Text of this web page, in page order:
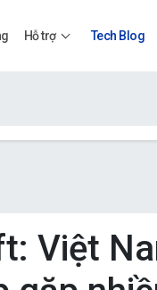
Hỗ trợ Tech Blog
Việt